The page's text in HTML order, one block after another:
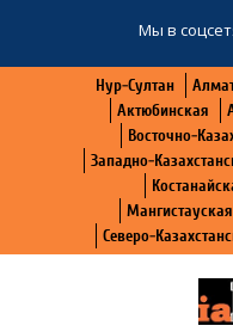
Мы в
Нур-Султан
Актюбинская
Восточно-
Западно-
Северо-